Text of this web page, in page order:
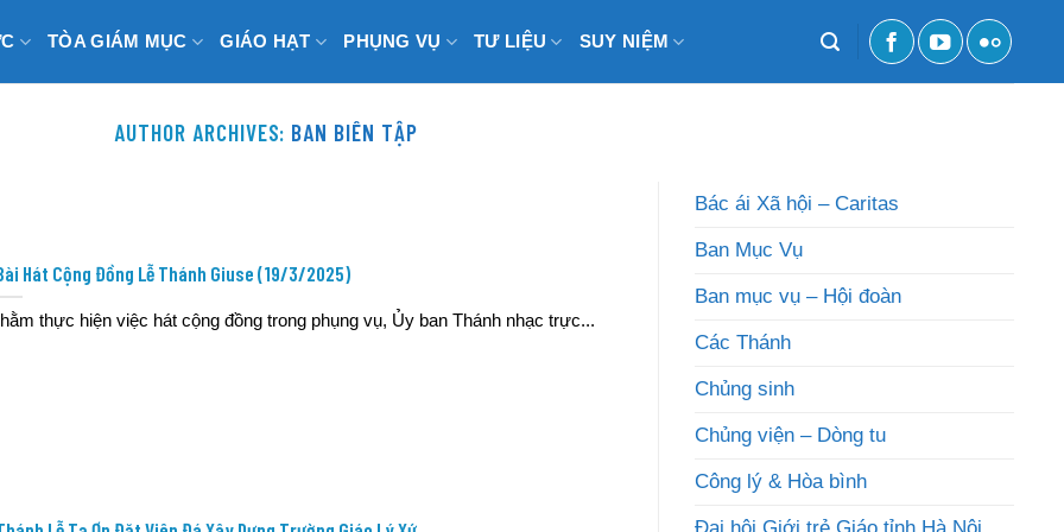
TÒA GIÁM MỤC GIÁO HẠT PHỤNG VỤ TƯ LIỆU SUY NIỆM
AUTHOR ARCHIVES: BAN BIÊN TẬP
Hát Cộng Đồng Lễ Thánh Giuse (19/3/2025)
thực hiện việc hát cộng đồng trong phụng vụ, Ủy ban Thánh nhạc trực...
Bác ái Xã hội – Caritas
Ban Mục Vụ
Ban mục vụ – Hội đoàn
Các Thánh
Chủng sinh
Chủng viện – Dòng tu
Công lý & Hòa bình
Đại hội Giới trẻ Giáo tỉnh Hà Nội